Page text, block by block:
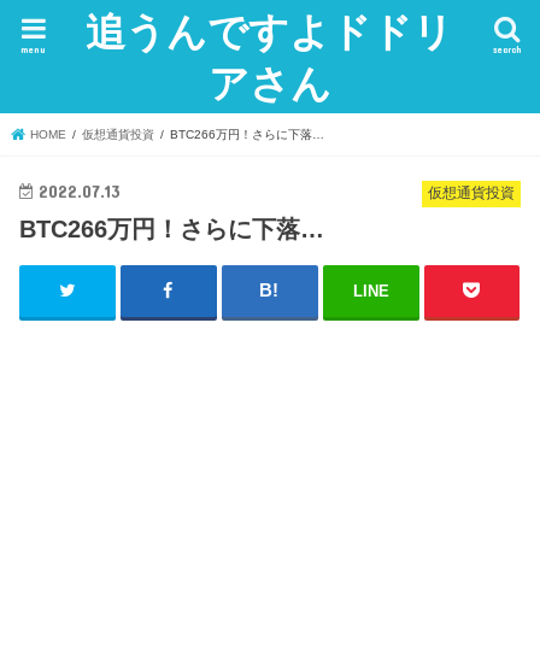
追うんですよドドリ
アさん
search
menu
HOME 仮想通貨投資 BTC266万円！さらに下落…
仮想通貨投資
2022.07.13
BTC266万円！さらに下落…
LINE